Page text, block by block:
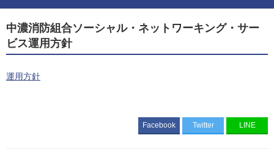
中濃消防組合ソーシャル・ネットワーキング・サー
ビス運用方針
運用方針
Facebook Twitter LINE